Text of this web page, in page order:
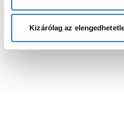
Kizárólag az